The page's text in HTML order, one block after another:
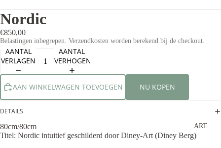
ART
Nordic
€850,00
Belastingen inbegrepen. Verzendkosten worden berekend bij de checkout.
AANTAL
VERLAGEN
AANTAL
VERHOGEN
AAN WINKELWAGEN TOEVOEGEN NU KOPEN
DETAILS
80cm/80cm
Titel: Nordic intuitief geschilderd door Diney-Art (Diney Berg)